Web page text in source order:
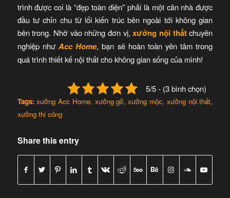
trình được coi là “đẹp toàn diện” phải là một căn nhà được
đầu tư chỉn chu từ lối kiến trúc bên ngoài tới không gian
bên trong. Nhờ vào những đơn vị,xưởng nội thấtchuyên
nghiệp như Acc Home, bạn sẽ hoàn toàn yên tâm trong
quá trình thiết kế nội thất cho không gian sống của mình!
5/5 - (3 bình chọn)
Tags: xưởng Acc Home, xưởng gỗ,xưởng mộc, xưởng nội thất,
xưởng thi công
Share this entry